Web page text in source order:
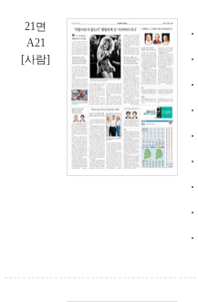
21면
A21
[사람]